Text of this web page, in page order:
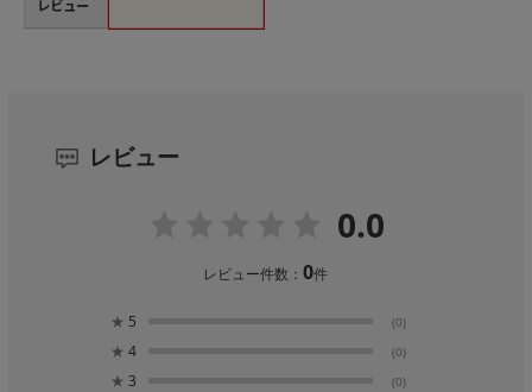
レビュー
レビュー
0.0
レビュー件数：0件
★ 5 (0)
★ 4 (0)
★ 3 (0)